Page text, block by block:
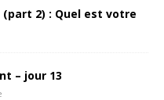
(part 2) : Quel est votre
– jour 13